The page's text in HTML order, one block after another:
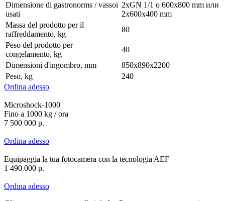
Dimensione di gastronorms / vassoi
usati
2xGN 1/1 o 600х800 mm или
2х600х400 mm
Massa del prodotto per il
raffreddamento, kg
80
Peso del prodotto per
congelamento, kg
40
Dimensioni d'ingombro, mm
850х890х2200
Peso, kg
240
Ordina adesso
Microshock-1000
Fino a 1000 kg / ora
7 500 000 р.
Ordina adesso
Equipaggia la tua fotocamera con la tecnologia AEF
1 490 000 р.
Ordina adesso